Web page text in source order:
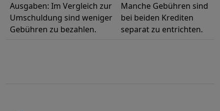
Ausgaben: Im Vergleich zur
Umschuldung sind weniger
Gebühren zu bezahlen.
Manche Gebühren sind
bei beiden Krediten
separat zu entrichten.